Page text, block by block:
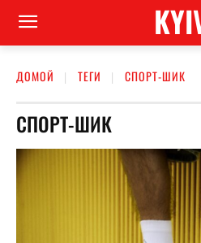
ДОМОЙ ТЕГИ СПОРТ-ШИК
СПОРТ-ШИК